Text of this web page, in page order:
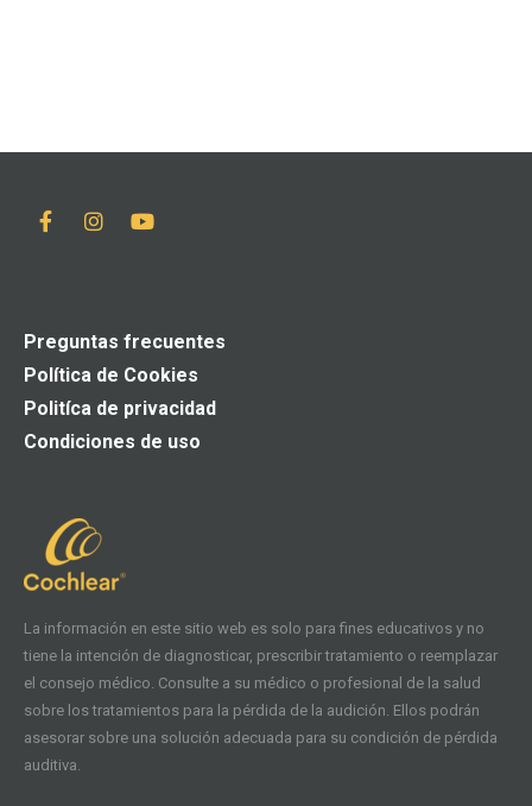
La información en este sitio web es solo para fines educativos y no
tiene la intención de diagnosticar, prescribir tratamiento o reemplazar
el consejo médico. Consulte a su médico o profesional de la salud
sobre los tratamientos para la pérdida de la audición. Ellos podrán
asesorar sobre una solución adecuada para su condición de pérdida
auditiva.
Preguntas frecuentes
Política de Cookies
Politíca de privacidad
Condiciones de uso